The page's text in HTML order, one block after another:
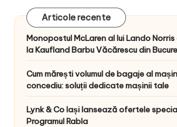
Articole recente
Monopostul McLaren al lui Lando
la Kaufland Barbu Văcărescu din
Cum mărești volumul de bagaje al
concediu: soluții dedicate mașinii tale
Lynk & Co Iași lansează ofertele
Programul Rabla